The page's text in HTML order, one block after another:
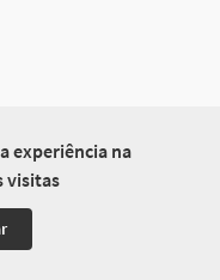
experiência na
visitas